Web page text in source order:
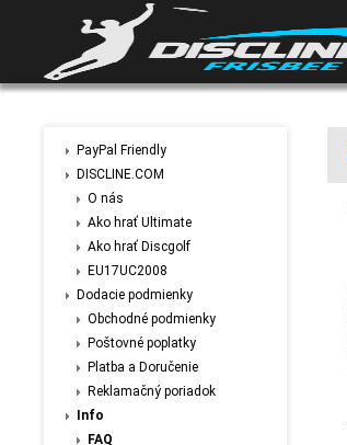
PayPal Friendly
DISCLINE.COM
O nás
Ako hrať Ultimate
Ako hrať Discgolf
EU17UC2008
Dodacie podmienky
Obchodné podmienky
Poštovné poplatky
Platba a Doručenie
Reklamačný poriadok
Info
FAQ